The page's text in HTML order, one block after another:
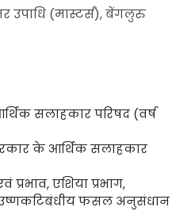
उपाधि (मास्टर्स), बेंगलुरु
सलाहकार परिषद (वर्ष
के आर्थिक सलाहकार
प्रभाव, एशिया प्रभाग,
उष्णकटिबंधीय फसल अनुसंधान